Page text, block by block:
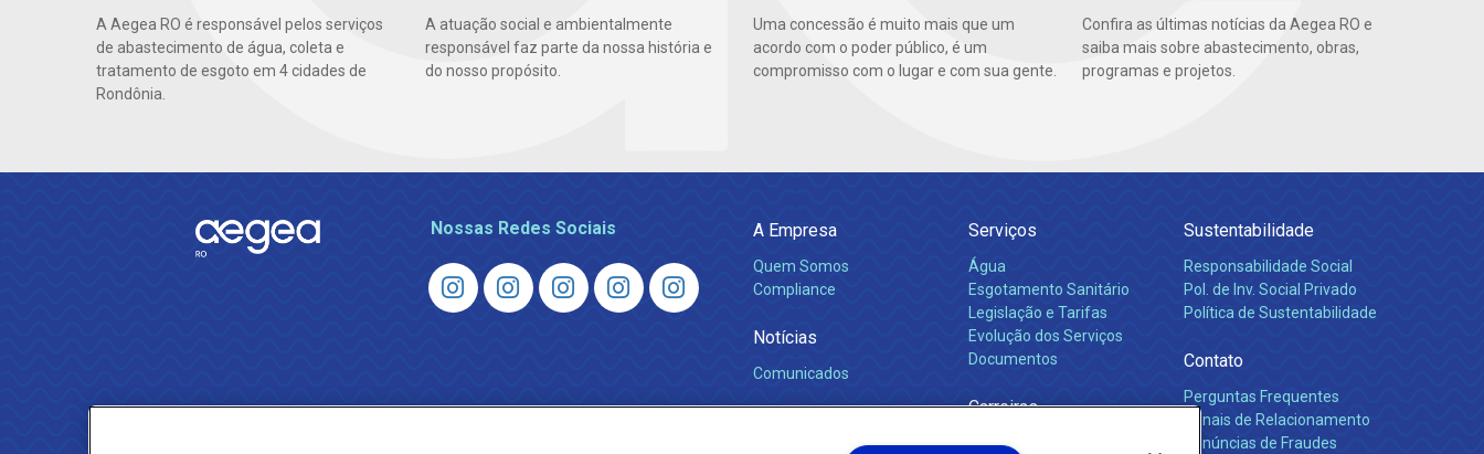
A Aegea RO é responsável pelos serviços
de abastecimento de água, coleta e
tratamento de esgoto em 4 cidades de
Rondônia.
A atuação social e ambientalmente
responsável faz parte da nossa história e
do nosso propósito.
Uma concessão é muito mais que um
acordo com o poder público, é um
compromisso com o lugar e com sua gente.
Confira as últimas notícias da Aegea RO e
saiba mais sobre abastecimento, obras,
programas e projetos.
Nossas Redes Sociais A Empresa
Quem Somos
Compliance
Notícias
Comunicados
Serviços
Água
Esgotamento Sanitário
Legislação e Tarifas
Evolução dos Serviços
Documentos
Carreiras
Sustentabilidade
Responsabilidade Social
Pol. de Inv. Social Privado
Política de Sustentabilidade
Contato
Perguntas Frequentes
Canais de Relacionamento
Denúncias de Fraudes